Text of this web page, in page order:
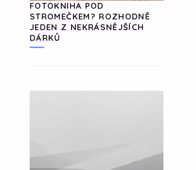
FOTOKNIHA POD
STROMEČKEM? ROZHODNĚ
JEDEN Z NEKRÁSNĚJŠÍCH
DÁRKŮ